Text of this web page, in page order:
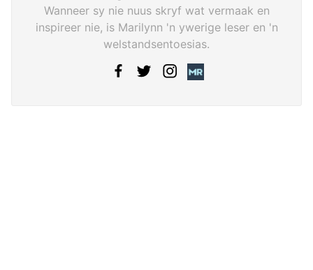
Wanneer sy nie nuus skryf wat vermaak en
inspireer nie, is Marilynn 'n ywerige leser en 'n
welstandsentoesias.